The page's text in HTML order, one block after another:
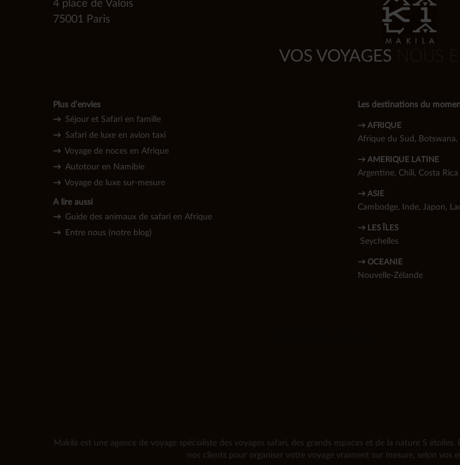
VOS VOYAGES NOUS
4 place de Valois
75001 Paris
Plus d’envies
→ Séjour et Safari en famille
→ Safari de luxe en avion taxi
→ Voyage de noces en Afrique
→ Autotour en Namibie
→ Voyage de l uxe sur-mesure
A lire aussi
→ Guide des animaux de safari en Afrique
→
Entre nous (notre blog)
Les destinations du
→ AFRIQUE
Afrique du Sud , Botswana,
→ AMERIQUE LATINE
Argentine, Chili, Costa Rica
→ ASIE
Cambodge, Inde, Japon,
→ LES ÎLES
Seychelles
→ OCEANIE
Nouvelle-Zélande
Makila est une agence de voyage spécialiste des voyages safari, des grands espaces et de la nature 5
nos clients pour organiser votre voyage vraiment sur mesure, selon vos